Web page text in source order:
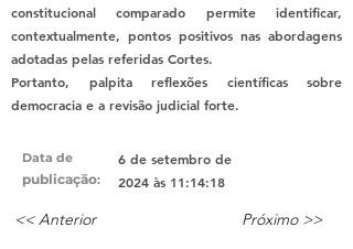
constitucional comparado permite identificar,
contextualmente, pontos positivos nas abordagens
adotadas pelas referidas Cortes.
Portanto, palpita reflexões científicas sobre
democracia e a revisão judicial forte.
Data de
publicação:
6 de setembro de
2024 às 11:14:18
<< Anterior Próximo >>